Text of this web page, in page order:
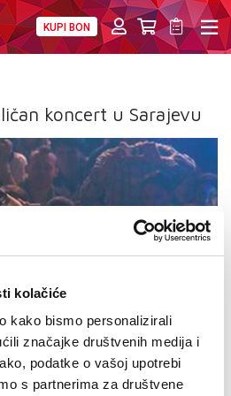
kolačiće
kako bismo personalizirali
značajke društvenih medija i
podatke o vašoj upotrebi
s partnerima za društvene
KUPI BON
koncert u Sarajevu